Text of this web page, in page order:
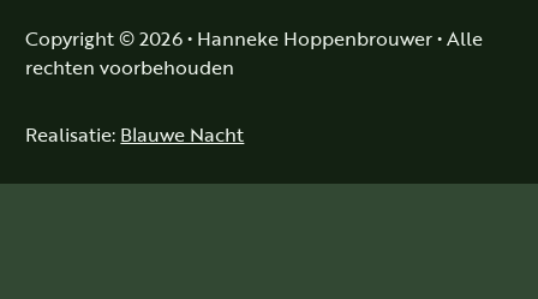
Copyright © 2026 • Hanneke Hoppenbrouwer • Alle
rechten voorbehouden
Realisatie: Blauwe Nacht